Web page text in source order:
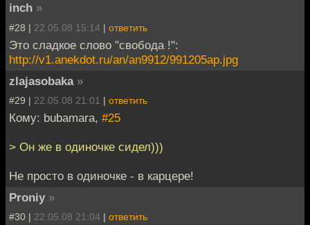
inch »
#28 | 22.05.08 15:14 | ответить
Это сладкое слово "свобода !":
http://v1.anekdot.ru/an/an9912/991205ap.jpg
zlajasobaka »
#29 | 22.05.08 21:01 | ответить
Кому: bubamara, #25
> Он же в одиночке сидел)))
Не просто в одиночке - в карцере!
Proniy »
#30 | 22.05.08 21:04 | ответить